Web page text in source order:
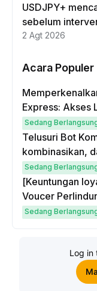
USDJPY+
sebelum
2 Agt 2026
Acara Populer
Express: Akses
IPO Global!
Sedang
Telusuri Bot
kombinasikan,
Sedang
[Keuntungan
Voucer
hingga $50
Sedang
Log in